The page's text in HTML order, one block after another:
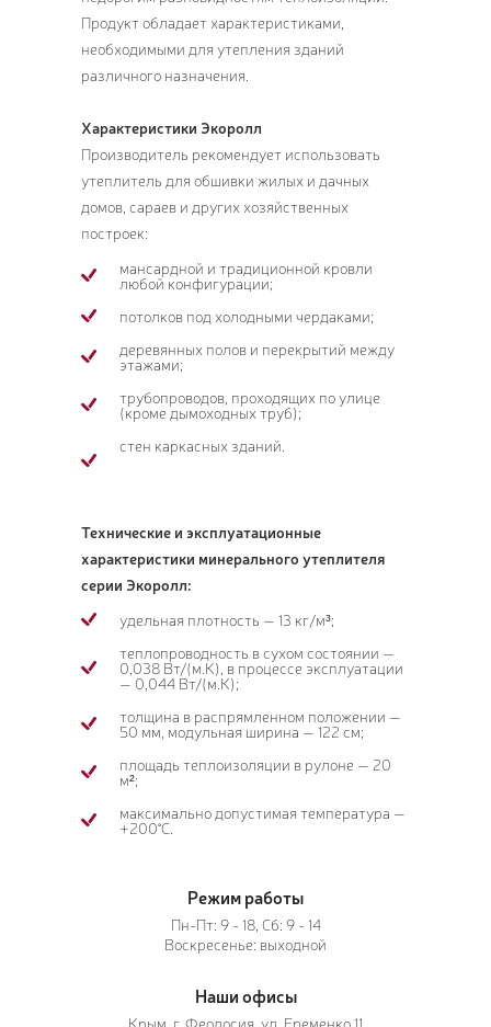
Продукт обладает характеристиками,
необходимыми для утепления зданий
различного назначения.
Характеристики Экоролл
Производитель рекомендует использовать
утеплитель для обшивки жилых и дачных
домов, сараев и других хозяйственных
построек:
мансардной и традиционной кровли
любой конфигурации;
потолков под холодными чердаками;
деревянных полов и перекрытий между
этажами;
трубопроводов, проходящих по улице
(кроме дымоходных труб);
стен каркасных зданий.
Технические и эксплуатационные
характеристики минерального утеплителя
серии Экоролл:
удельная плотность — 13 кг/м³;
теплопроводность в сухом состоянии —
0,038 Вт/(м.К), в процессе эксплуатации
— 0,044 Вт/(м.К);
толщина в распрямленном положении —
50 мм, модульная ширина — 122 см;
площадь теплоизоляции в рулоне — 20
м²;
максимально допустимая температура —
+200°С.
Режим работы
Пн-Пт: 9 - 18, Сб: 9 - 14
Воскресенье: выходной
Наши офисы
Крым, г. Феодосия, ул. Еременко 11